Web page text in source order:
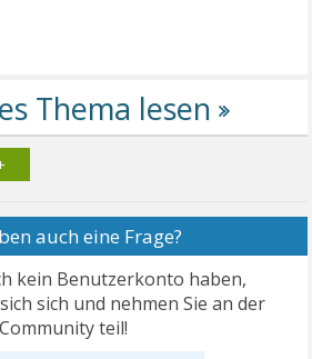
auch eine Frage?
kein Benutzerkonto haben,
sich und nehmen Sie an der
Community teil!